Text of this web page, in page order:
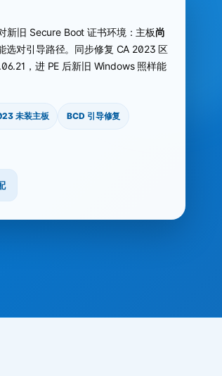
新旧 Secure Boot 证书环境：主板尚
选对引导路径。同步修复 CA 2023 区
，进 PE 后新旧 Windows 照样能
未装主板 BCD 引导修复